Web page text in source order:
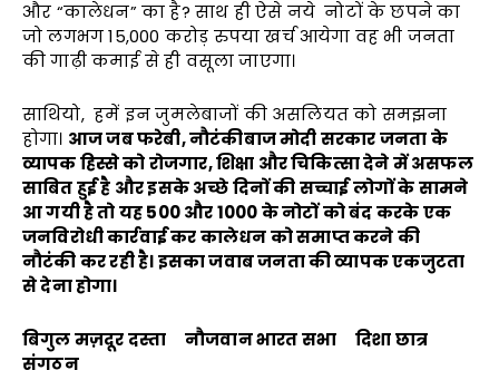
और “कालेधन” का है? साथ ही ऐसे नये नोटों के छपने का
जो लगभग 15,000 करोड़ रुपया खर्च आयेगा वह भी जनता
की गाढ़ी कमाई से ही वसूला जाएगा।
साथियो, हमें इन जुमलेबाजों की असलियत को समझना
होगा। आज जब फरेबी,नौटंकीबाज मोदी सरकार जनता के
व्यापक हिस्से को रोजगार,शिक्षा और चिकित्सा देने में असफल
साबित हुई है और इसके अच्छे दिनों की सच्चाई लोगों के सामने
आ गयी है तो यह500और1000के नोटों को बंद करके एक
जनविरोधी कार्रवाई कर कालेधन को समाप्त करने की
नौटंकी कर रही है। इसका जवाब जनता की व्यापक एकजुटता
से देना होगा।
बिगुल मज़दूर दस्ता नौजवान भारत सभा
दिशा छात्र
संगठन